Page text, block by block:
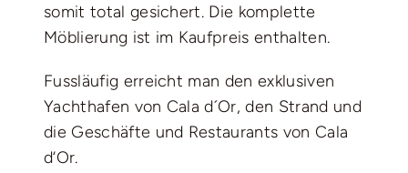
somit total gesichert. Die komplette
Möblierung ist im Kaufpreis enthalten.
Fussläufig erreicht man den exklusiven
Yachthafen von Cala d´Or, den Strand und
die Geschäfte und Restaurants von Cala
d‘Or.